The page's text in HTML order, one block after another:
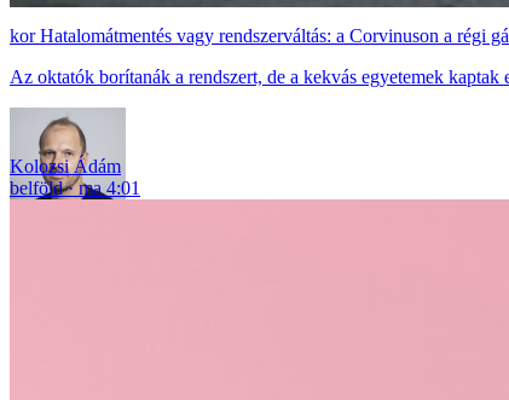
Hatalomátmentés vagy rendszerváltás: a Corvinuson a régi
Az oktatók borítanák a rendszert, de a kekvás egyetemek
Kolozsi Ádám
belföld
ma 4:01